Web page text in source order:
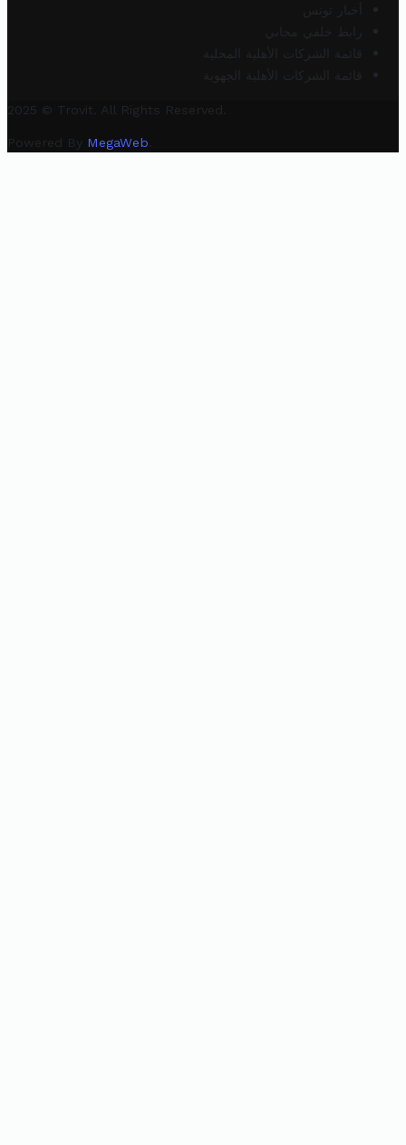
أخبار تونس
رابط خلفي مجاني
قائمة الشركات الأهلية المحلية
قائمة الشركات الأهلية الجهوية
2025 © Trovit. All Rights Reserved.
Powered By MegaWeb